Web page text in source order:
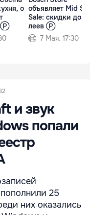
о
Ⓟ
объявляет Mid
Sale: скидки до
леев Ⓟ
7 Мая. 17:30
и звук
попали
25
них оказались